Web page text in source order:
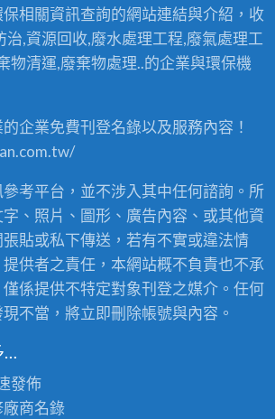
相關資訊查詢的網站連結與介紹，收
治,資源回收,廢水處理工程,廢氣處理工
物清運,廢棄物處理..的企業與環保機
企業免費刊登名錄以及服務內容！
考平台，並不涉入其中任何諮詢。所
、照片、圖形、廣告內容、或其他資
貼或私下傳送，若有不實或違法情
供者之責任，本網站概不負責也不承
係提供不特定對象刊登之媒介。任何
不當，將立即刪除帳號與內容。
…
發佈
商名錄